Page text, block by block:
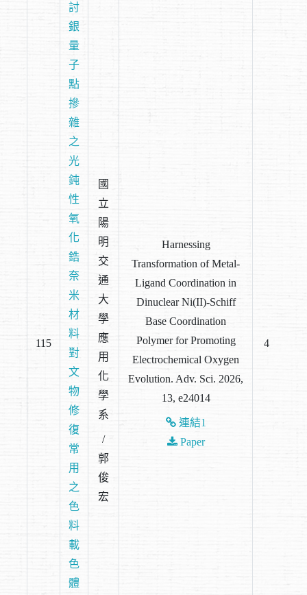
115
討
銀
量
子
點
摻
雜
之
光
鈍
性
氧
化
鋯
奈
米
材
料
對
文
物
修
復
常
用
之
色
料
載
色
體
國
立
陽
明
交
通
大
學
應
用
化
學
系
/
郭
俊
宏
Harnessing
Transformation of Metal-
Ligand Coordination in
Dinuclear Ni(II)-Schiff
Base Coordination
Polymer for Promoting
Electrochemical Oxygen
Evolution. Adv. Sci. 2026,
13, e24014
連結1
Paper
4